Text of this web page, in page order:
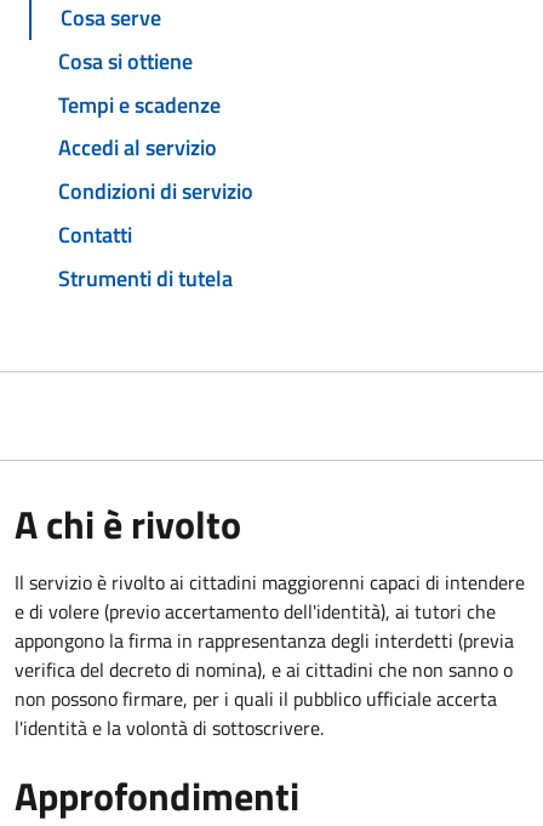
Cosa serve
Cosa si ottiene
Tempi e scadenze
Accedi al servizio
Condizioni di servizio
Contatti
Strumenti di tutela
A chi è rivolto
Il servizio è rivolto ai cittadini maggiorenni capaci di intendere
e di volere (previo accertamento dell'identità), ai tutori che
appongono la firma in rappresentanza degli interdetti (previa
verifica del decreto di nomina), e ai cittadini che non sanno o
non possono firmare, per i quali il pubblico ufficiale accerta
l'identità e la volontà di sottoscrivere.
Approfondimenti